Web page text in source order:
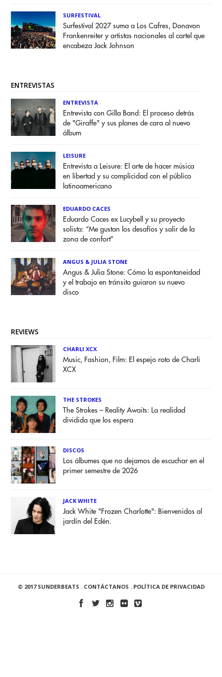
SURFESTIVAL
Surfestival 2027 suma a Los Cafres, Donavon
Frankenreiter y artistas nacionales al cartel que
encabeza Jack Johnson
ENTREVISTAS
ENTREVISTA
Entrevista con Gilla Band: El proceso detrás
de "Giraffe" y sus planes de cara al nuevo
álbum
LEISURE
Entrevista a Leisure: El arte de hacer música
en libertad y su complicidad con el público
latinoamericano
EDUARDO CACES
Eduardo Caces ex Lucybell y su proyecto
solista: “Me gustan los desafíos y salir de la
zona de confort”
ANGUS & JULIA STONE
Angus & Julia Stone: Cómo la espontaneidad
y el trabajo en tránsito guiaron su nuevo
disco
REVIEWS
CHARLI XCX
Music, Fashion, Film: El espejo roto de Charli
XCX
THE STROKES
The Strokes – Reality Awaits: La realidad
dividida que los espera
DISCOS
Los álbumes que no dejamos de escuchar en el
primer semestre de 2026
JACK WHITE
Jack White "Frozen Charlotte": Bienvenidos al
jardín del Edén.
© 2017 SUNDERBEATS . CONTÁCTANOS . POLÍTICA DE PRIVACIDAD